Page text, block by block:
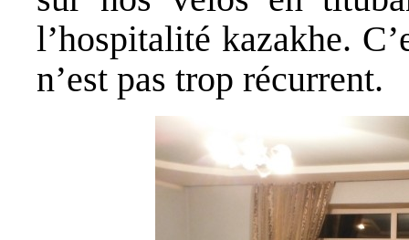
l’hospitalité kazakhe.
n’est pas trop récurrent.